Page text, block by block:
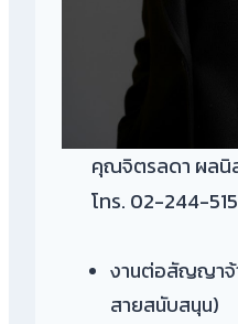
คุณจิตรลดา ผลนิ
โทร. 02-244-
งานต่อสัญญาจ้
สายสนับสนุน)